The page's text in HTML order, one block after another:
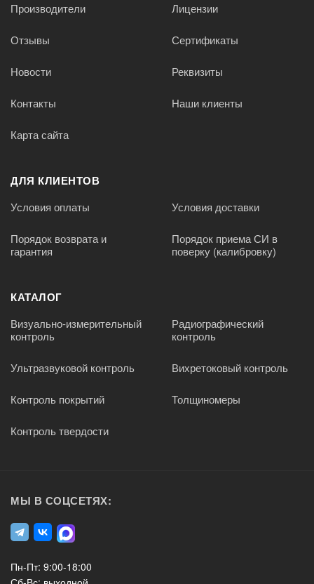
Производители Лицензии
Отзывы Сертификаты
Новости Реквизиты
Контакты Наши клиенты
Карта сайта
ДЛЯ КЛИЕНТОВ
Условия оплаты Условия доставки
Порядок возврата и
гарантия
Порядок приема СИ в
поверку (калибровку)
КАТАЛОГ
Визуально-измерительный
контроль
Радиографический
контроль
Ультразвуковой контроль Вихретоковый контроль
Контроль покрытий Толщиномеры
Контроль твердости
МЫ В СОЦСЕТЯХ:
Пн-Пт: 9:00-18:00